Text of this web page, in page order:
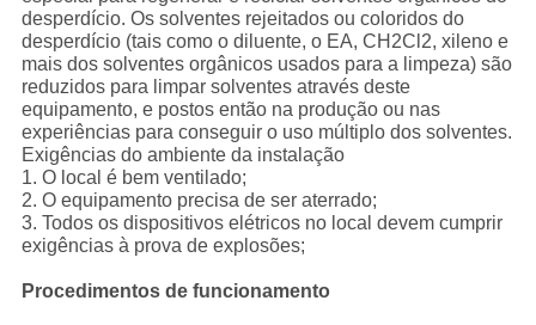
desperdício. Os solventes rejeitados ou coloridos do
desperdício (tais como o diluente, o EA, CH2Cl2, xileno e
mais dos solventes orgânicos usados para a limpeza) são
reduzidos para limpar solventes através deste
equipamento, e postos então na produção ou nas
experiências para conseguir o uso múltiplo dos solventes.
Exigências do ambiente da instalação
1. O local é bem ventilado;
2. O equipamento precisa de ser aterrado;
3. Todos os dispositivos elétricos no local devem cumprir
exigências à prova de explosões;
Procedimentos de funcionamento